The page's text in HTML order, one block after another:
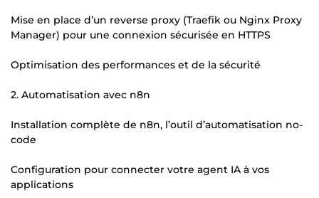
Mise en place d’un reverse proxy (Traefik ou Nginx Proxy
Manager) pour une connexion sécurisée en HTTPS
Optimisation des performances et de la sécurité
2. Automatisation avec n8n
Installation complète de n8n, l’outil d’automatisation no-
code
Configuration pour connecter votre agent IA à vos
applications